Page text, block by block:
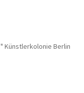
Künstlerkolonie Berlin